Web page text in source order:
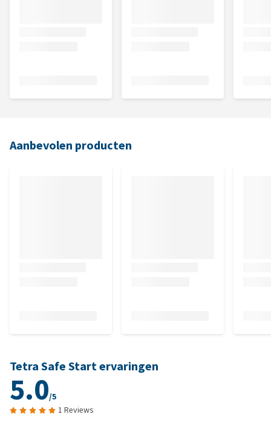
Aanbevolen producten
Tetra Safe Start ervaringen
5.0/5
1 Reviews